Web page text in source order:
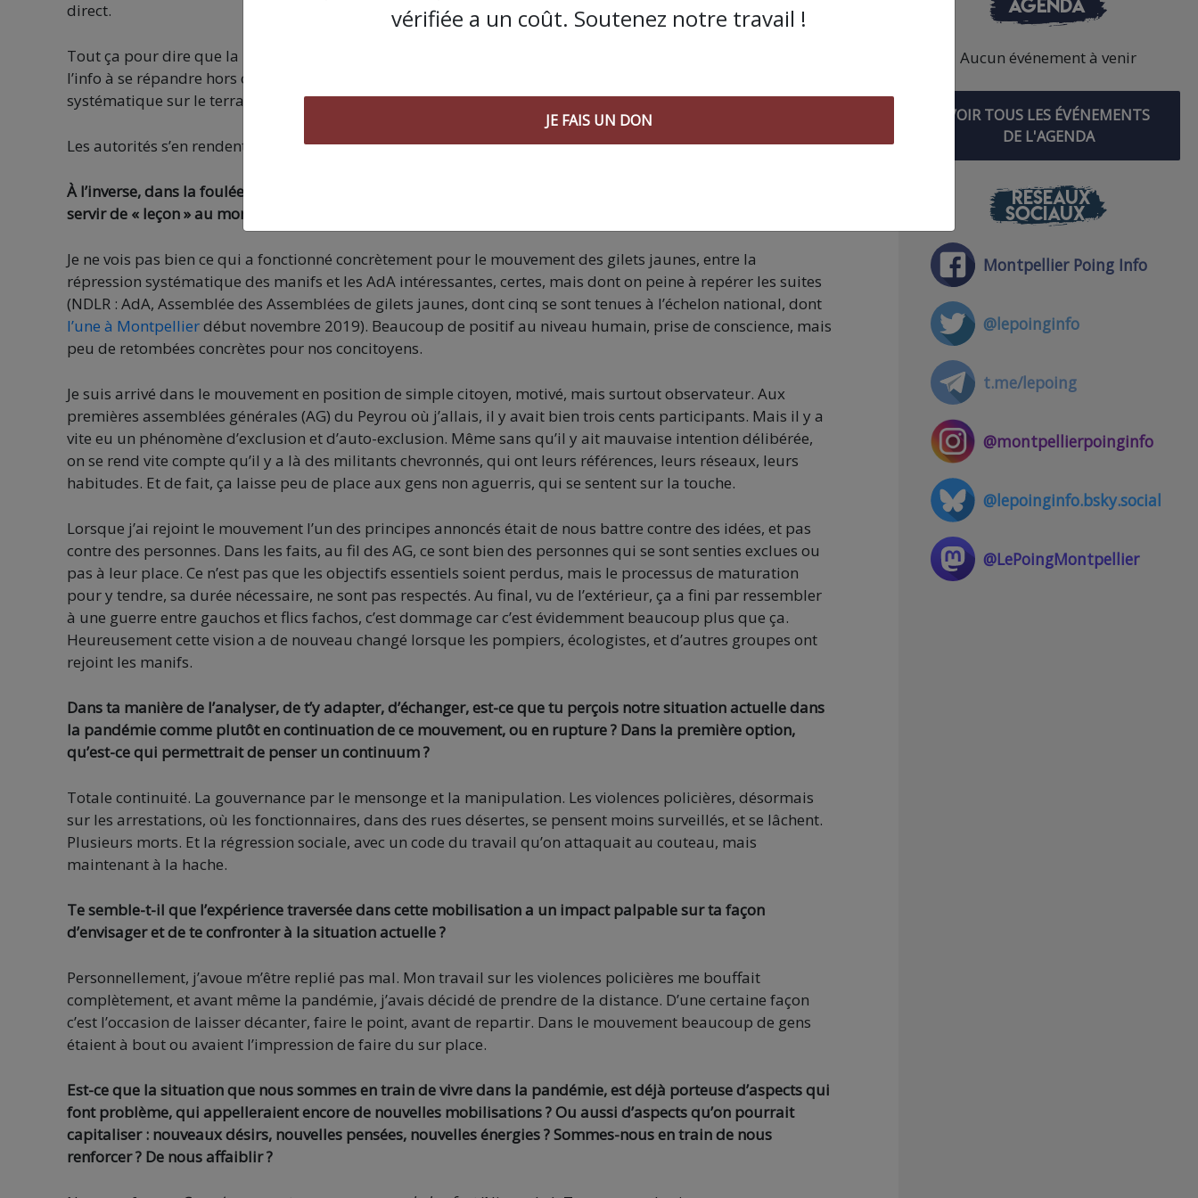
direct.
Tout ça pour dire que la puissance des réseaux sociaux me semble l’acquis principal, avec cette capacité de
l’info à se répandre hors contrôle, à une vitesse fulgurante. Cela va évidemment de pair avec la prise d’image
systématique sur le terrain, qui a permis de mesurer l’étendue des violences.
Les autorités s’en rendent bien compte et tentent de contrer cela, mais on trouve toujours des parades.
À l’inverse, dans la foulée de ce mouvement, retiens-tu des ratages, des échecs, des limites, qui devraient
servir de « leçon » au moment de poursuivre dans des luttes, ou, autrement, d’envisager ta vie ?
Je ne vois pas bien ce qui a fonctionné concrètement pour le mouvement des gilets jaunes, entre la
répression systématique des manifs et les AdA intéressantes, certes, mais dont on peine à repérer les suites
(NDLR : AdA, Assemblée des Assemblées de gilets jaunes, dont cinq se sont tenues à l’échelon national, dont
l’une à Montpellierdébut novembre 2019). Beaucoup de positif au niveau humain, prise de conscience, mais
peu de retombées concrètes pour nos concitoyens.
Je suis arrivé dans le mouvement en position de simple citoyen, motivé, mais surtout observateur. Aux
premières assemblées générales (AG) du Peyrou où j’allais, il y avait bien trois cents participants. Mais il y a
vite eu un phénomène d’exclusion et d’auto-exclusion. Même sans qu’il y ait mauvaise intention délibérée,
on se rend vite compte qu’il y a là des militants chevronnés, qui ont leurs références, leurs réseaux, leurs
habitudes. Et de fait, ça laisse peu de place aux gens non aguerris, qui se sentent sur la touche.
Lorsque j’ai rejoint le mouvement l’un des principes annoncés était de nous battre contre des idées, et pas
contre des personnes. Dans les faits, au fil des AG, ce sont bien des personnes qui se sont senties exclues ou
pas à leur place. Ce n’est pas que les objectifs essentiels soient perdus, mais le processus de maturation
pour y tendre, sa durée nécessaire, ne sont pas respectés. Au final, vu de l’extérieur, ça a fini par ressembler
à une guerre entre gauchos et flics fachos, c’est dommage car c’est évidemment beaucoup plus que ça.
Heureusement cette vision a de nouveau changé lorsque les pompiers, écologistes, et d’autres groupes ont
rejoint les manifs.
Dans ta manière de l’analyser, de t’y adapter, d’échanger, est-ce que tu perçois notre situation actuelle dans
la pandémie comme plutôt en continuation de ce mouvement, ou en rupture ? Dans la première option,
qu’est-ce qui permettrait de penser un continuum ?
Totale continuité. La gouvernance par le mensonge et la manipulation. Les violences policières, désormais
sur les arrestations, où les fonctionnaires, dans des rues désertes, se pensent moins surveillés, et se lâchent.
Plusieurs morts. Et la régression sociale, avec un code du travail qu’on attaquait au couteau, mais
maintenant à la hache.
Te semble-t-il que l’expérience traversée dans cette mobilisation a un impact palpable sur ta façon
d’envisager et de te confronter à la situation actuelle ?
Personnellement, j’avoue m’être replié pas mal. Mon travail sur les violences policières me bouffait
complètement, et avant même la pandémie, j’avais décidé de prendre de la distance. D’une certaine façon
c’est l’occasion de laisser décanter, faire le point, avant de repartir. Dans le mouvement beaucoup de gens
étaient à bout ou avaient l’impression de faire du sur place.
Est-ce que la situation que nous sommes en train de vivre dans la pandémie, est déjà porteuse d’aspects qui
font problème, qui appelleraient encore de nouvelles mobilisations ? Ou aussi d’aspects qu’on pourrait
capitaliser : nouveaux désirs, nouvelles pensées, nouvelles énergies ? Sommes-nous en train de nous
renforcer ? De nous affaiblir ?
Aucun événement à venir
VOIR TOUS LES ÉVÉNEMENTS
DE L'AGENDA
RÉSEAUX
SOCIAUX
Montpellier Poing Info
@lepoinginfo
t.me/lepoing
@montpellierpoinginfo
@lepoinginfo.bsky.social
@LePoingMontpellier
vérifiée a un coût. Soutenez notre travail !
JE FAIS UN DON